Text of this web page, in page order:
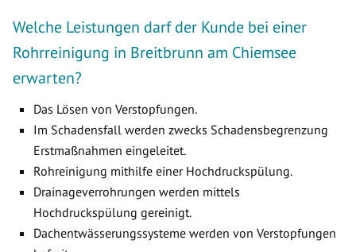
Welche Leistungen darf der Kunde bei einer
Rohrreinigung in Breitbrunn am Chiemsee
erwarten?
Das Lösen von Verstopfungen.
Im Schadensfall werden zwecks Schadensbegrenzung
Erstmaßnahmen eingeleitet.
Rohreinigung mithilfe einer Hochdruckspülung.
Drainageverrohrungen werden mittels
Hochdruckspülung gereinigt.
Dachentwässerungssysteme werden von Verstopfungen